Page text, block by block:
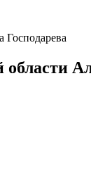
Господарева
области